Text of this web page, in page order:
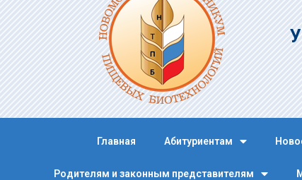
Главная Абитуриентам
Родителям и законным представителям